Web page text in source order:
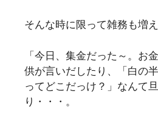
そんな時に限って雑務も増え
「今日、集金だった～。お
供が言いだしたり、「白の
ってどこだっけ？」なんて
り・・・。